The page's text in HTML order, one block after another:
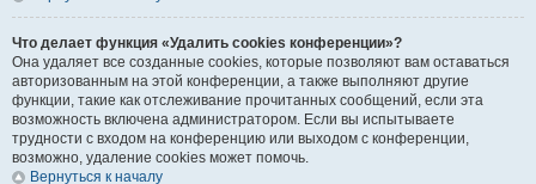
Что делает функция «Удалить cookies конференции»?
Она удаляет все созданные cookies, которые позволяют вам оставаться
авторизованным на этой конференции, а также выполняют другие
функции, такие как отслеживание прочитанных сообщений, если эта
возможность включена администратором. Если вы испытываете
трудности с входом на конференцию или выходом с конференции,
возможно, удаление cookies может помочь.
Вернуться к началу